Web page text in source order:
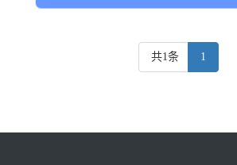
共1条 1